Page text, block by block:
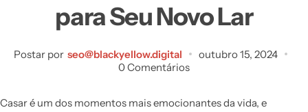
para Seu Novo Lar
Postar por seo@blackyellow.digital
outubro 15, 2024
0 Comentários
Casar é um dos momentos mais emocionantes da vida, e